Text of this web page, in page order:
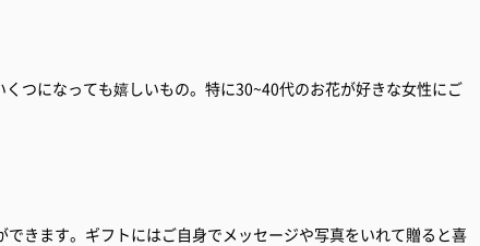
つになっても嬉しいもの。特に30~40代のお花が好きな女性にご
きます。ギフトにはご自身でメッセージや写真をいれて贈ると喜